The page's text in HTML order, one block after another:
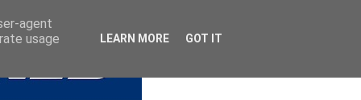
agent
usage
LEARN MORE GOT IT